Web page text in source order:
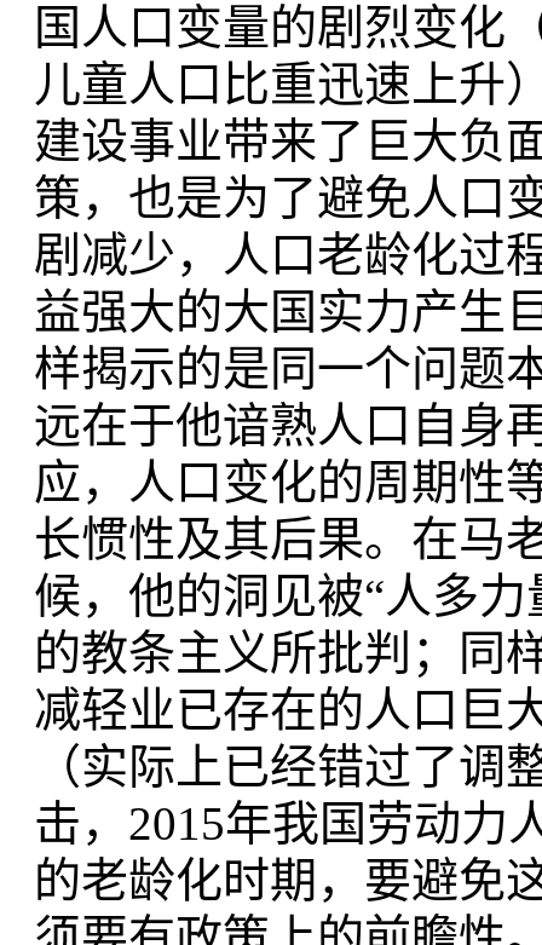
国人口变量的剧烈变化
儿童人口比重迅速上升
建设事业带来了巨大负
策，也是为了避免人口
剧减少，人口老龄化过
益强大的大国实力产生
样揭示的是同一个问题
远在于他谙熟人口自身
应，人口变化的周期性
长惯性及其后果。在马
候，他的洞见被“人多
的教条主义所批判；同
减轻业已存在的人口巨
（实际上已经错过了
击，2015年我国劳动力
的老龄化时期，要避免